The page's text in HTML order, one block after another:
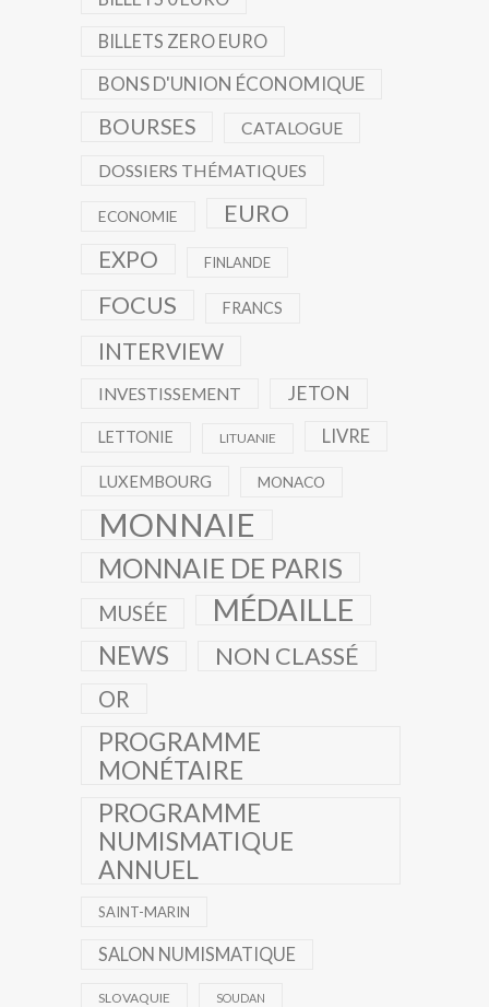
BILLETS ZERO EURO
BONS D'UNION ÉCONOMIQUE
BOURSES CATALOGUE
DOSSIERS THÉMATIQUES
ECONOMIE EURO
EXPO FINLANDE
FOCUS FRANCS
INTERVIEW
INVESTISSEMENT JETON
LETTONIE LITUANIE LIVRE
LUXEMBOURG MONACO
MONNAIE
MONNAIE DE PARIS
MUSÉE MÉDAILLE
NEWS NON CLASSÉ
OR
PROGRAMME
MONÉTAIRE
PROGRAMME
NUMISMATIQUE
ANNUEL
SAINT-MARIN
SALON NUMISMATIQUE
SLOVAQUIE SOUDAN